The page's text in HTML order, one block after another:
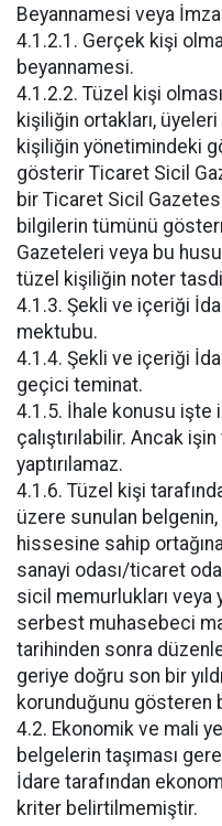
Beyannamesi veya
4.1.2.1. Gerçek kişi
beyannamesi.
4.1.2.2. Tüzel kişi
kişiliğin ortakları,
kişiliğin yönetimindeki
gösterir Ticaret Sicil
bir Ticaret Sicil
bilgilerin tümünü
Gazeteleri veya bu
tüzel kişiliğin noter
4.1.3. Şekli ve içeriği
mektubu.
4.1.4. Şekli ve içeriği
geçici teminat.
4.1.5. İhale konusu işte
çalıştırılabilir. Ancak
yaptırılamaz.
4.1.6. Tüzel kişi
üzere sunulan belgenin,
hissesine sahip
sanayi odası/ticaret
sicil memurlukları veya
serbest muhasebeci
tarihinden sonra
geriye doğru son bir
korunduğunu gösteren
4.2. Ekonomik ve mali
belgelerin taşıması
İdare tarafından
kriter belirtilmemiştir.